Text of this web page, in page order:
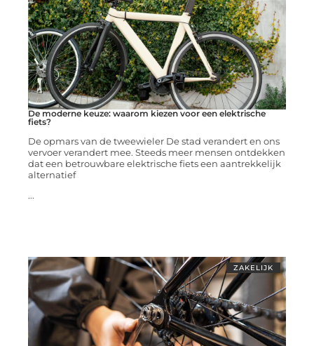
De moderne keuze: waarom kiezen voor een elektrische
fiets?
De opmars van de tweewieler De stad verandert en ons
vervoer verandert mee. Steeds meer mensen ontdekken
dat een betrouwbare elektrische fiets een aantrekkelijk
alternatief
...
ZAKELIJK